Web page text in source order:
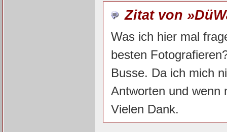
Zitat von
Was ich hier mal
besten
Busse. Da ich mich
Antworten und wenn
Vielen Dank.